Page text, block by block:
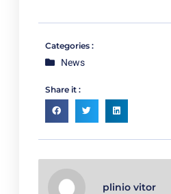
Categories :
News
Share it :
plinio vitor